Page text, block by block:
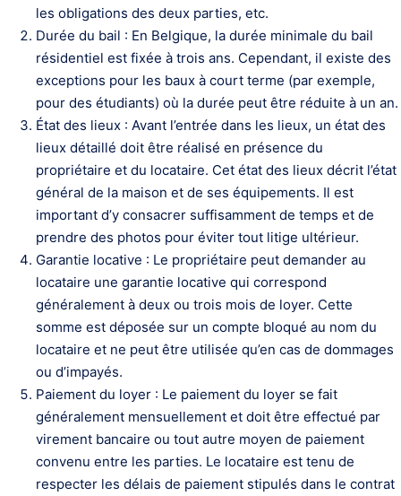
les obligations des deux parties, etc.
Durée du bail : En Belgique, la durée minimale du bail
résidentiel est fixée à trois ans. Cependant, il existe des
exceptions pour les baux à court terme (par exemple,
pour des étudiants) où la durée peut être réduite à un an.
État des lieux : Avant l’entrée dans les lieux, un état des
lieux détaillé doit être réalisé en présence du
propriétaire et du locataire. Cet état des lieux décrit l’état
général de la maison et de ses équipements. Il est
important d’y consacrer suffisamment de temps et de
prendre des photos pour éviter tout litige ultérieur.
Garantie locative : Le propriétaire peut demander au
locataire une garantie locative qui correspond
généralement à deux ou trois mois de loyer. Cette
somme est déposée sur un compte bloqué au nom du
locataire et ne peut être utilisée qu’en cas de dommages
ou d’impayés.
Paiement du loyer : Le paiement du loyer se fait
généralement mensuellement et doit être effectué par
virement bancaire ou tout autre moyen de paiement
convenu entre les parties. Le locataire est tenu de
respecter les délais de paiement stipulés dans le contrat